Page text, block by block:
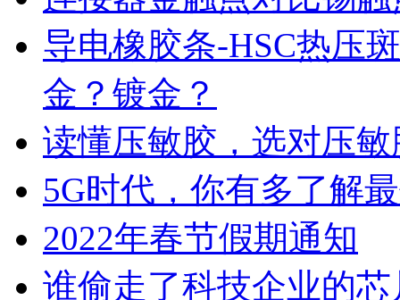
导电橡胶条-HSC热压
金？镀金？
读懂压敏胶，选对压敏
5G时代，你有多了解
2022年春节假期通知
谁偷走了科技企业的芯